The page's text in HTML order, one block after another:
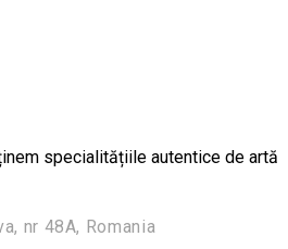
specialitățiile autentice de artă
nr 48A, Romania